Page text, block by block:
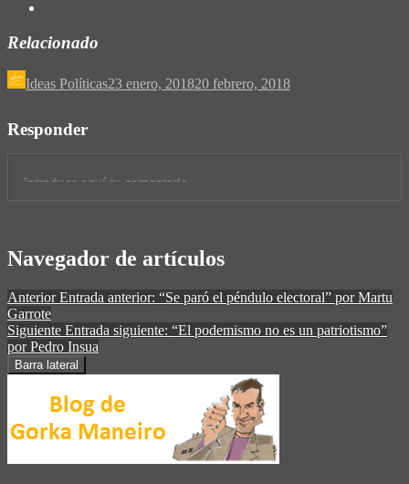
Relacionado
Ideas Políticas23 enero, 201820 febrero, 2018
Responder
Navegador de artículos
Anterior Entrada anterior: “Se paró el péndulo electoral” por Martu
Garrote
Siguiente Entrada siguiente: “El podemismo no es un patriotismo”
por Pedro Insua
Barra lateral